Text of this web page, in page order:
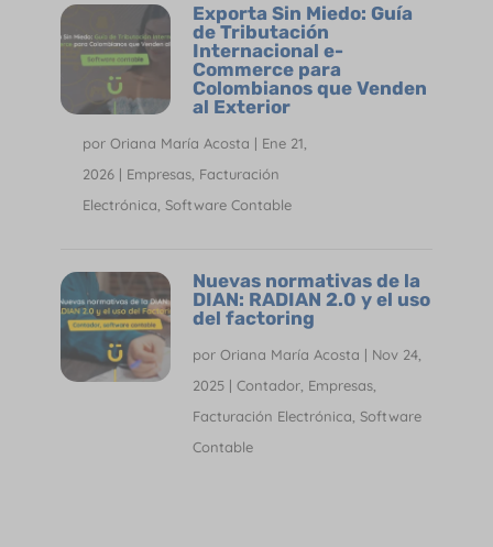
Exporta Sin Miedo: Guía
de Tributación
Internacional e-
Commerce para
Colombianos que Venden
al Exterior
por Oriana María Acosta | Ene 21,
2026| Empresas, Facturación
Electrónica Software Contable
Nuevas normativas de la
DIAN: RADIAN 2.0 y el uso
del factoring
por Oriana María Acosta | Nov 24,
2025| Contador, Empresas,
Facturación Electrónica Software
Contable